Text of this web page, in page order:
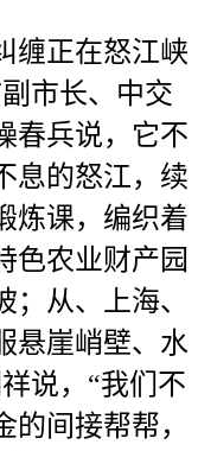
正在怒江峡
市长、中交
春兵说，它不
息的怒江，续
炼课，编织着
色农业财产园
从、上海、
悬崖峭壁、水
说，“我们不
间接帮帮，